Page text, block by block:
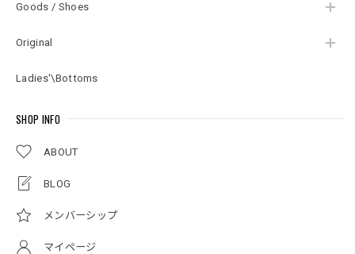
Goods / Shoes
Original
Ladies'\Bottoms
SHOP INFO
ABOUT
BLOG
メンバーシップ
マイページ